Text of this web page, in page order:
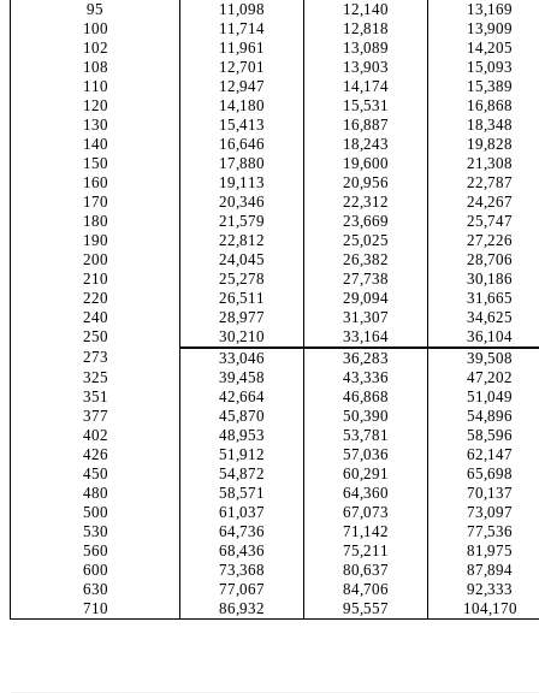
95 11,098 12,140
13,169
100
11,714 12,818
13,909
102
11,961 13,089
14,205
108
12,701 13,903
15,093
110
12,947 14,174
15,389
120
14,180 15,531
16,868
130
15,413 16,887
18,348
140
16,646 18,243
19,828
150
17,880 19,600
21,308
160
19,113 20,956
22,787
170
20,346 22,312
24,267
180
21,579 23,669
25,747
190
22,812 25,025
27,226
200
24,045 26,382
28,706
210
25,278 27,738
30,186
220
26,511 29,094
31,665
240
28,977 31,307
34,625
250
30,210 33,164
36,104
273
33,046 36,283
39,508
325
39,458 43,336
47,202
351
42,664 46,868
51,049
377
45,870 50,390
54,896
402
48,953 53,781
58,596
426
51,912 57,036
62,147
450
54,872 60,291
65,698
480
58,571 64,360
70,137
500
61,037 67,073
73,097
530
64,736 71,142
77,536
560
68,436 75,211
81,975
600
73,368 80,637
87,894
630
77,067 84,706
92,333
710
86,932 95,557 104,170